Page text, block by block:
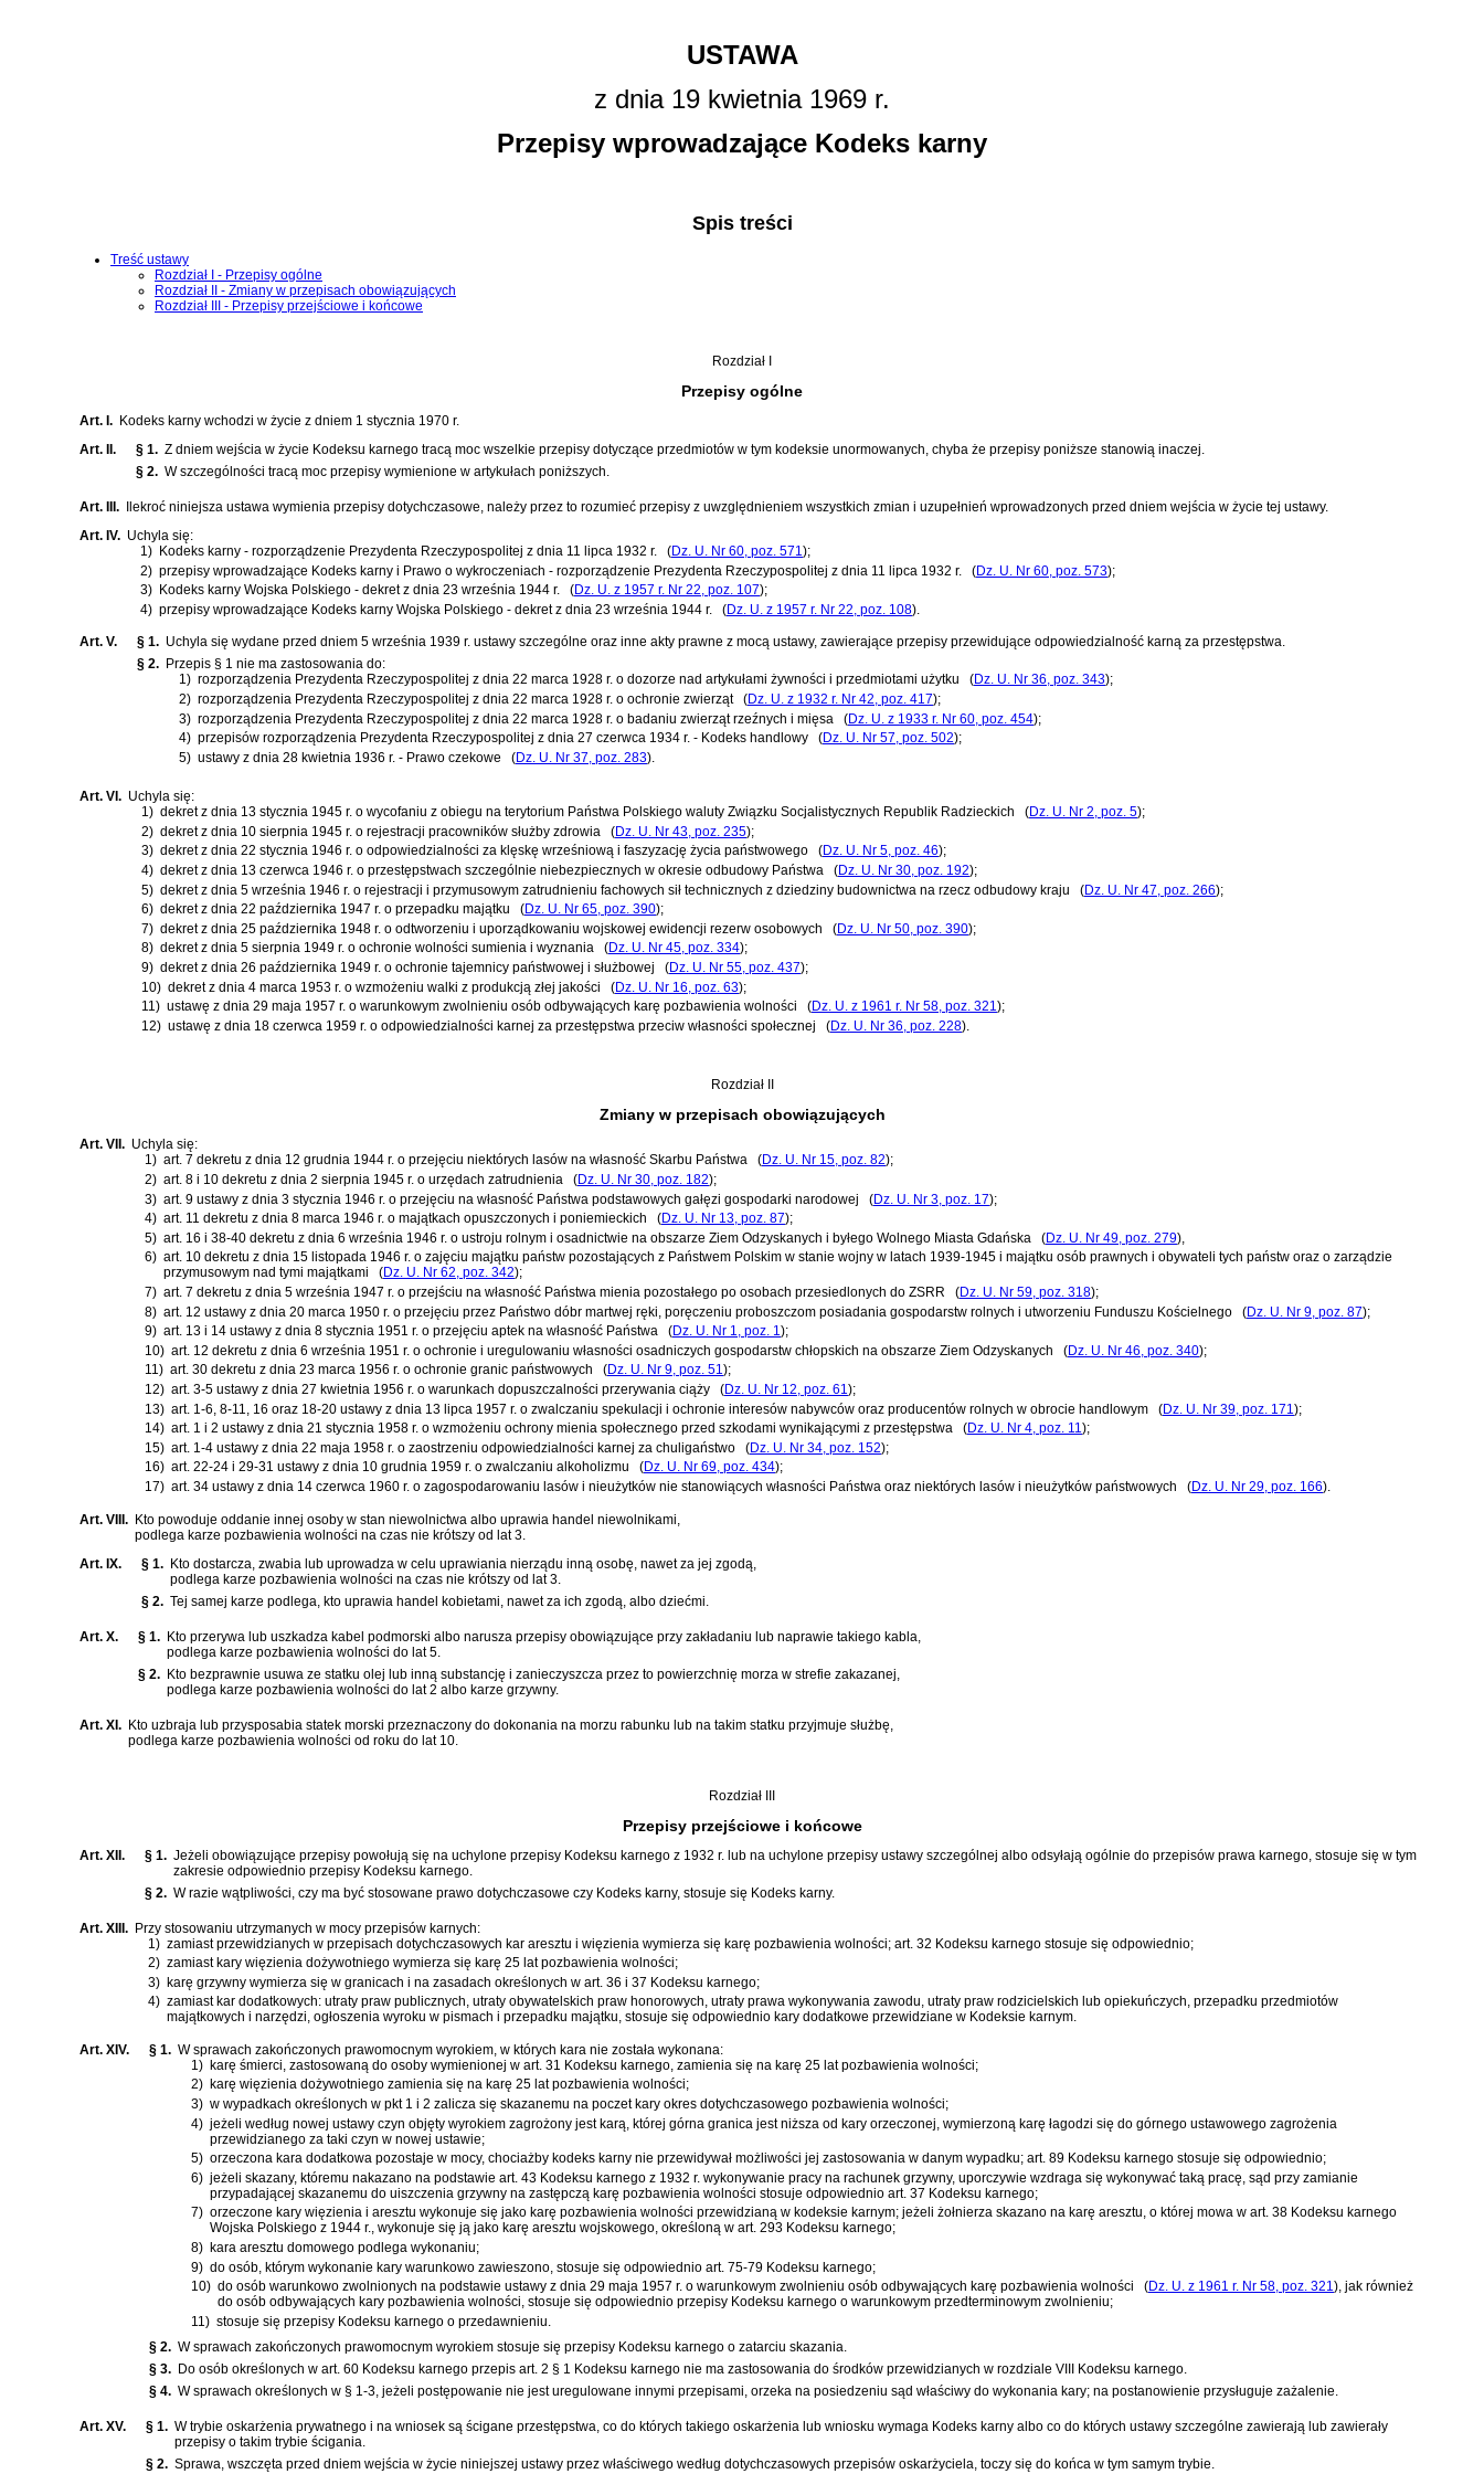
USTAWA
z dnia 19 kwietnia 1969 r.
Przepisy wprowadzające Kodeks karny
Spis treści
Treść ustawy
Rozdział I - Przepisy ogólne
Rozdział II - Zmiany w przepisach obowiązujących
Rozdział III - Przepisy przejściowe i końcowe
Rozdział I
Przepisy ogólne
Art. I. Kodeks karny wchodzi w życie z dniem 1 stycznia 1970 r.
Art. II.
§ 1. Z dniem wejścia w życie Kodeksu karnego tracą moc wszelkie przepisy dotyczące przedmiotów w tym kodeksie unormowanych, chyba że przepisy poniższe stanowią inaczej.
§ 2. W szczególności tracą moc przepisy wymienione w artykułach poniższych.
Art. III.
Ilekroć niniejsza ustawa wymienia przepisy dotychczasowe, należy przez to rozumieć przepisy z uwzględnieniem wszystkich zmian i uzupełnień wprowadzonych przed dniem wejścia w życie tej ustawy.
Art. IV. Uchyla się:
1) Kodeks karny - rozporządzenie Prezydenta Rzeczypospolitej z dnia 11 lipca 1932 r. (Dz. U. Nr 60, poz. 571);
2) przepisy wprowadzające Kodeks karny i Prawo o wykroczeniach - rozporządzenie Prezydenta Rzeczypospolitej z dnia 11 lipca 1932 r. (Dz. U. Nr 60, poz. 573);
3) Kodeks karny Wojska Polskiego - dekret z dnia 23 września 1944 r. (Dz. U. z 1957 r. Nr 22, poz. 107);
4) przepisy wprowadzające Kodeks karny Wojska Polskiego - dekret z dnia 23 września 1944 r. (Dz. U. z 1957 r. Nr 22, poz. 108)
Art. V. § 1. Uchyla się wydane przed dniem 5 września 1939 r. ustawy szczególne oraz inne akty prawne z mocą ustawy, zawierające przepisy przewidujące odpowiedzialność karną za przestępstwa.
§ 2. Przepis § 1 nie ma zastosowania do:
1) rozporządzenia Prezydenta Rzeczypospolitej z dnia 22 marca 1928 r. o dozorze nad artykułami żywności i przedmiotami użytku (Dz. U. Nr 36, poz. 343);
2) rozporządzenia Prezydenta Rzeczypospolitej z dnia 22 marca 1928 r. o ochronie zwierząt (Dz. U. z 1932 r. Nr 42, poz. 417);
3) rozporządzenia Prezydenta Rzeczypospolitej z dnia 22 marca 1928 r. o badaniu zwierząt rzeźnych i mięsa (Dz. U. z 1933 r. Nr 60, poz. 454);
4) przepisów rozporządzenia Prezydenta Rzeczypospolitej z dnia 27 czerwca 1934 r. - Kodeks handlowy (Dz. U. Nr 57, poz. 502);
5) ustawy z dnia 28 kwietnia 1936 r. - Prawo czekowe (Dz. U. Nr 37, poz. 283)
Art. VI. Uchyla się:
1) dekret z dnia 13 stycznia 1945 r. o wycofaniu z obiegu na terytorium Państwa Polskiego waluty Związku Socjalistycznych Republik Radzieckich (Dz. U. Nr 2, poz. 5);
2) dekret z dnia 10 sierpnia 1945 r. o rejestracji pracowników służby zdrowia (Dz. U. Nr 43, poz. 235);
3) dekret z dnia 22 stycznia 1946 r. o odpowiedzialności za klęskę wrześniową i faszyzację życia państwowego (Dz. U. Nr 5, poz. 46);
4) dekret z dnia 13 czerwca 1946 r. o przestępstwach szczególnie niebezpiecznych w okresie odbudowy Państwa (Dz. U. Nr 30, poz. 192);
5) dekret z dnia 5 września 1946 r. o rejestracji i przymusowym zatrudnieniu fachowych sił technicznych z dziedziny budownictwa na rzecz odbudowy kraju (Dz. U. Nr 47, poz. 266);
6) dekret z dnia 22 października 1947 r. o przepadku majątku (Dz. U. Nr 65, poz. 390);
7) dekret z dnia 25 października 1948 r. o odtworzeniu i uporządkowaniu wojskowej ewidencji rezerw osobowych (Dz. U. Nr 50, poz. 390);
8) dekret z dnia 5 sierpnia 1949 r. o ochronie wolności sumienia i wyznania (Dz. U. Nr 45, poz. 334);
9) dekret z dnia 26 października 1949 r. o ochronie tajemnicy państwowej i służbowej (Dz. U. Nr 55, poz. 437);
10) dekret z dnia 4 marca 1953 r. o wzmożeniu walki z produkcją złej jakości (Dz. U. Nr 16, poz. 63);
11) ustawę z dnia 29 maja 1957 r. o warunkowym zwolnieniu osób odbywających karę pozbawienia wolności (Dz. U. z 1961 r. Nr 58, poz. 321);
12) ustawę z dnia 18 czerwca 1959 r. o odpowiedzialności karnej za przestępstwa przeciw własności społecznej (Dz. U. Nr 36, poz. 228).
Rozdział II
Zmiany w przepisach obowiązujących
Art. VII. Uchyla się:
1) art. 7 dekretu z dnia 12 grudnia 1944 r. o przejęciu niektórych lasów na własność Skarbu Państwa (Dz. U. Nr 15, poz. 82);
2) art. 8 i 10 dekretu z dnia 2 sierpnia 1945 r. o urzędach zatrudnienia (Dz. U. Nr 30, poz. 182);
3) art. 9 ustawy z dnia 3 stycznia 1946 r. o przejęciu na własność Państwa podstawowych gałęzi gospodarki narodowej (Dz. U. Nr 3, poz. 17);
4) art. 11 dekretu z dnia 8 marca 1946 r. o majątkach opuszczonych i poniemieckich (Dz. U. Nr 13, poz. 87);
5) art. 16 i 38-40 dekretu z dnia 6 września 1946 r. o ustroju rolnym i osadnictwie na obszarze Ziem Odzyskanych i byłego Wolnego Miasta Gdańska (Dz. U. Nr 49, poz. 279)
6) art. 10 dekretu z dnia 15 listopada 1946 r. o zajęciu majątku państw pozostających z Państwem Polskim w stanie wojny w latach 1939-1945 i majątku osób prawnych i obywateli tych państw oraz o zarządzie
przymusowym nad tymi majątkami
(Dz. U. Nr 62, poz. 342);
7) art. 7 dekretu z dnia 5 września 1947 r. o przejściu na własność Państwa mienia pozostałego po osobach przesiedlonych do ZSRR (Dz. U. Nr 59, poz. 318);
8) art. 12 ustawy z dnia 20 marca 1950 r. o przejęciu przez Państwo dóbr martwej ręki, poręczeniu proboszczom posiadania gospodarstw rolnych i utworzeniu Funduszu Kościelnego (Dz. U. Nr 9, poz. 87);
9) art. 13 i 14 ustawy z dnia 8 stycznia 1951 r. o przejęciu aptek na własność Państwa (Dz. U. Nr 1, poz. 1);
10) art. 12 dekretu z dnia 6 września 1951 r. o ochronie i uregulowaniu własności osadniczych gospodarstw chłopskich na obszarze Ziem Odzyskanych (Dz. U. Nr 46, poz. 340);
11) art. 30 dekretu z dnia 23 marca 1956 r. o ochronie granic państwowych (Dz. U. Nr 9, poz. 51);
12) art. 3-5 ustawy z dnia 27 kwietnia 1956 r. o warunkach dopuszczalności przerywania ciąży (Dz. U. Nr 12, poz. 61);
13) art. 1-6, 8-11, 16 oraz 18-20 ustawy z dnia 13 lipca 1957 r. o zwalczaniu spekulacji i ochronie interesów nabywców oraz producentów rolnych w obrocie handlowym (Dz. U. Nr 39, poz. 171 );
14) art. 1 i 2 ustawy z dnia 21 stycznia 1958 r. o wzmożeniu ochrony mienia społecznego przed szkodami wynikającymi z przestępstwa (Dz. U. Nr 4, poz. 11);
15) art. 1-4 ustawy z dnia 22 maja 1958 r. o zaostrzeniu odpowiedzialności karnej za chuligaństwo (Dz. U. Nr 34, poz. 152);
16) art. 22-24 i 29-31 ustawy z dnia 10 grudnia 1959 r. o zwalczaniu alkoholizmu (Dz. U. Nr 69, poz. 434);
17) art. 34 ustawy z dnia 14 czerwca 1960 r. o zagospodarowaniu lasów i nieużytków nie stanowiących własności Państwa oraz niektórych lasów i nieużytków państwowych (Dz. U. Nr 29, poz. 166).
Art. VIII. Kto powoduje oddanie innej osoby w stan niewolnictwa albo uprawia handel niewolnikami,
podlega karze pozbawienia wolności na czas nie krótszy od lat 3.
Art. IX.
§ 1. Kto dostarcza, zwabia lub uprowadza w celu uprawiania nierządu inną osobę, nawet za jej zgodą,
podlega karze pozbawienia wolności na czas nie krótszy od lat 3.
§ 2. Tej samej karze podlega, kto uprawia handel kobietami, nawet za ich zgodą, albo dziećmi.
Art. X. § 1. Kto przerywa lub uszkadza kabel podmorski albo narusza przepisy obowiązujące przy zakładaniu lub naprawie takiego kabla,
podlega karze pozbawienia wolności do lat 5.
§ 2. Kto bezprawnie usuwa ze statku olej lub inną substancję i zanieczyszcza przez to powierzchnię morza w strefie zakazanej,
podlega karze pozbawienia wolności do lat 2 albo karze grzywny.
Art. XI. Kto uzbraja lub przysposabia statek morski przeznaczony do dokonania na morzu rabunku lub na takim statku przyjmuje służbę,
podlega karze pozbawienia wolności od roku do lat 10.
Rozdział III
Przepisy przejściowe i końcowe
Art. XII. § 1. Jeżeli obowiązujące przepisy powołują się na uchylone przepisy Kodeksu karnego z 1932 r. lub na uchylone przepisy ustawy szczególnej albo odsyłają ogólnie do przepisów prawa karnego, stosuje się w tym
zakresie odpowiednio przepisy Kodeksu karnego
§ 2. W razie wątpliwości, czy ma być stosowane prawo dotychczasowe czy Kodeks karny, stosuje się Kodeks karny.
Art. XIII. Przy stosowaniu utrzymanych w mocy przepisów karnych:
1) zamiast przewidzianych w przepisach dotychczasowych kar aresztu i więzienia wymierza się karę pozbawienia wolności; art. 32 Kodeksu karnego stosuje się odpowiednio;
2) zamiast kary więzienia dożywotniego wymierza się karę 25 lat pozbawienia wolności;
3) karę grzywny wymierza się w granicach i na zasadach określonych w art. 36 i 37 Kodeksu karnego;
4) zamiast kar dodatkowych: utraty praw publicznych, utraty obywatelskich praw honorowych, utraty prawa wykonywania zawodu, utraty praw rodzicielskich lub opiekuńczych, przepadku przedmiotów
majątkowych i narzędzi, ogłoszenia wyroku w pismach i przepadku majątku, stosuje się odpowiednio kary dodatkowe przewidziane w Kodeksie karnym.
Art. XIV. § 1. W sprawach zakończonych prawomocnym wyrokiem, w których kara nie została wykonana:
1) karę śmierci, zastosowaną do osoby wymienionej w art. 31 Kodeksu karnego, zamienia się na karę 25 lat pozbawienia wolności;
2) karę więzienia dożywotniego zamienia się na karę 25 lat pozbawienia wolności;
3) w wypadkach określonych w pkt 1 i 2 zalicza się skazanemu na poczet kary okres dotychczasowego pozbawienia wolności;
4) jeżeli według nowej ustawy czyn objęty wyrokiem zagrożony jest karą, której górna granica jest niższa od kary orzeczonej, wymierzoną karę łagodzi się do górnego ustawowego zagrożenia
przewidzianego za taki czyn w nowej ustawie;
5) orzeczona kara dodatkowa pozostaje w mocy, chociażby kodeks karny nie przewidywał możliwości jej zastosowania w danym wypadku; art. 89 Kodeksu karnego stosuje się odpowiednio;
6) jeżeli skazany, któremu nakazano na podstawie art. 43 Kodeksu karnego z 1932 r. wykonywanie pracy na rachunek grzywny, uporczywie wzdraga się wykonywać taką pracę, sąd przy zamianie
przypadającej skazanemu do uiszczenia grzywny na zastępczą karę pozbawienia wolności stosuje odpowiednio art. 37 Kodeksu karnego;
7) orzeczone kary więzienia i aresztu wykonuje się jako karę pozbawienia wolności przewidzianą w kodeksie karnym; jeżeli żołnierza skazano na karę aresztu, o której mowa w art. 38 Kodeksu karnego
Wojska Polskiego z 1944 r., wykonuje się ją jako karę aresztu wojskowego, określoną w art. 293 Kodeksu karnego;
8) kara aresztu domowego podlega wykonaniu;
9) do osób, którym wykonanie kary warunkowo zawieszono, stosuje się odpowiednio art. 75-79 Kodeksu karnego;
10) do osób warunkowo zwolnionych na podstawie ustawy z dnia 29 maja 1957 r. o warunkowym zwolnieniu osób odbywających karę pozbawienia wolności (Dz. U. z 1961 r. Nr 58, poz. 321), jak również
do osób odbywających kary pozbawienia wolności, stosuje się odpowiednio przepisy Kodeksu karnego o warunkowym przedterminowym zwolnieniu;
11) stosuje się przepisy Kodeksu karnego o przedawnieniu.
§ 2. W sprawach zakończonych prawomocnym wyrokiem stosuje się przepisy Kodeksu karnego o zatarciu skazania.
§ 3. Do osób określonych w art. 60 Kodeksu karnego przepis art. 2 § 1 Kodeksu karnego nie ma zastosowania do środków przewidzianych w rozdziale VIII Kodeksu karnego.
§ 4. W sprawach określonych w § 1-3, jeżeli postępowanie nie jest uregulowane innymi przepisami, orzeka na posiedzeniu sąd właściwy do wykonania kary; na postanowienie przysługuje zażalenie.
Art. XV. § 1. W trybie oskarżenia prywatnego i na wniosek są ścigane przestępstwa, co do których takiego oskarżenia lub wniosku wymaga Kodeks karny albo co do których ustawy szczególne zawierają lub zawierały
przepisy o takim trybie ścigania.
§ 2. Sprawa, wszczęta przed dniem wejścia w życie niniejszej ustawy przez właściwego według dotychczasowych przepisów oskarżyciela, toczy się do końca w tym samym trybie.